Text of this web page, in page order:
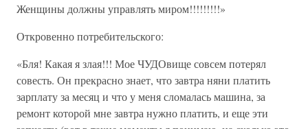
Женщины должны управлять миром!!!!!!!!!»
Откровенно потребительского:
«Бля! Какая я злая!!! Мое ЧУДОвище совсем потерял
совесть. Он прекрасно знает, что завтра няни платить
зарплату за месяц и что у меня сломалась машина, за
ремонт которой мне завтра нужно платить, и еще эти